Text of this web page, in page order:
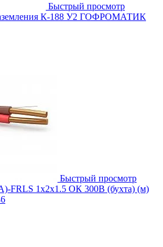
Быстрый просмотр
К-188 У2 ГОФРОМАТИК
Быстрый просмотр
FRLS 1х2х1.5 ОК 300В (бухта) (м)